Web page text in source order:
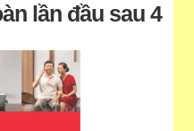
lần đầu sau 4